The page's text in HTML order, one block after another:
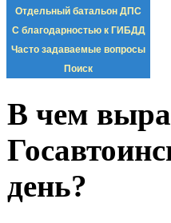
Отдельный батальон ДПС
С благодарностью к ГИБДД
Часто задаваемые вопросы
Поиск
В чем
день?